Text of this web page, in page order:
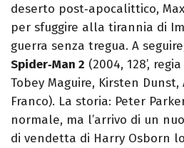
deserto post‑apocalittico,
per sfuggire alla tirannia di
guerra senza tregua. A
Spider‑Man 2 (2004, 128’,
Tobey Maguire, Kirsten
Franco). La storia: Peter
normale, ma l’arrivo di un
di vendetta di Harry Osborn